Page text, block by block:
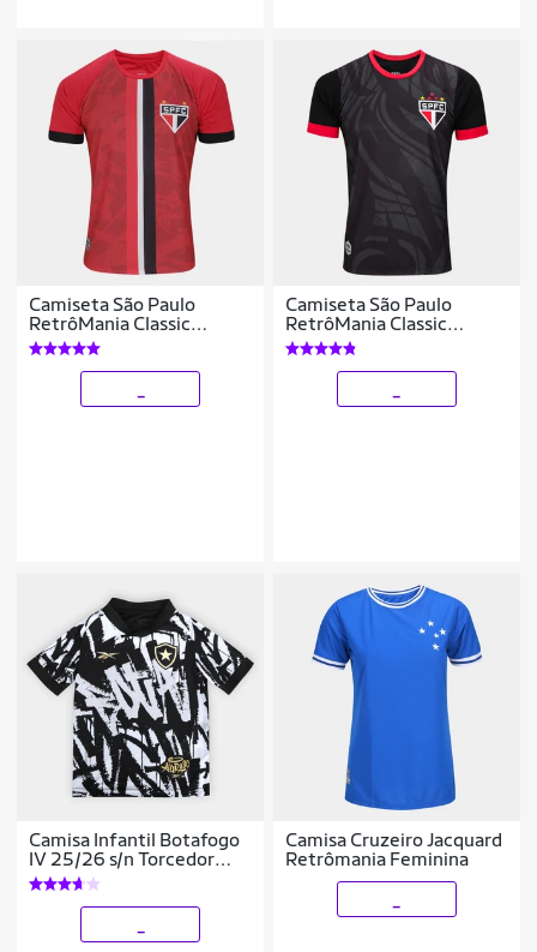
Camiseta São Paulo
RetrôMania Classic
Masculina
Camiseta São Paulo
RetrôMania Classic
Masculina
Camisa Infantil Botafogo
IV 25/26 s/n Torcedor
Reebok
Camisa Cruzeiro Jacquard
Retrômania Feminina